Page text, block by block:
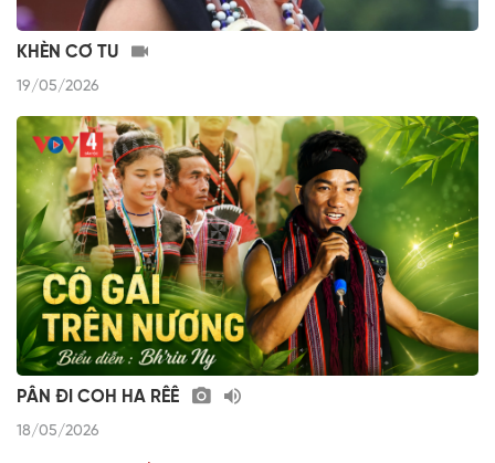
KHÈN CƠ TU
19/05/2026
PÂN ĐI COH HA RÊÊ
18/05/2026